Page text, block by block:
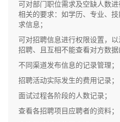
可对部门职位需求及空缺人数
相关的要求：如学历、专业、
求信息；
可对招聘信息进行权限设置，
招聘、且互相不能查看对方数据
不同渠道发布信息的记录管理；
招聘活动实际发生的费用记录；
面试过程各阶段的人数记录；
查看各招聘项目应聘者的资料；